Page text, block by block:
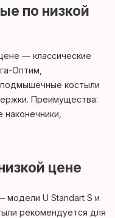
по низкой
— классические
Оптим,
подмышечные костыли
Преимущества:
цене
модели U Standart S и
рекомендуется для